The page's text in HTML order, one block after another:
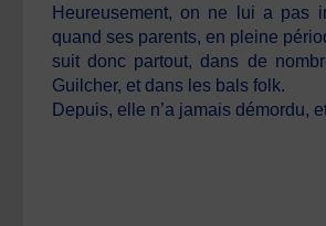
Heureusement, on ne lui a pas
quand ses parents, en pleine
suit donc partout, dans de
Guilcher, et dans les bals folk.
Depuis, elle n’a jamais démordu,